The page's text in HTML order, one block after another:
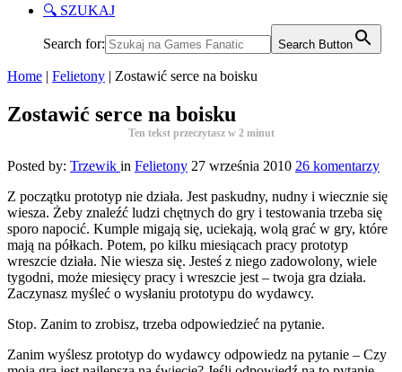
🔍 SZUKAJ
Search for: Search Button
Home | Felietony | Zostawić serce na boisku
Zostawić serce na boisku
Ten tekst przeczytasz w 2 minut
Posted by: Trzewik in Felietony 27 września 2010 26 komentarzy
Z początku prototyp nie działa. Jest paskudny, nudny i wiecznie się
wiesza. Żeby znaleźć ludzi chętnych do gry i testowania trzeba się
sporo napocić. Kumple migają się, uciekają, wolą grać w gry, które
mają na półkach. Potem, po kilku miesiącach pracy prototyp
wreszcie działa. Nie wiesza się. Jesteś z niego zadowolony, wiele
tygodni, może miesięcy pracy i wreszcie jest – twoja gra działa.
Zaczynasz myśleć o wysłaniu prototypu do wydawcy.
Stop. Zanim to zrobisz, trzeba odpowiedzieć na pytanie.
Zanim wyślesz prototyp do wydawcy odpowiedz na pytanie – Czy